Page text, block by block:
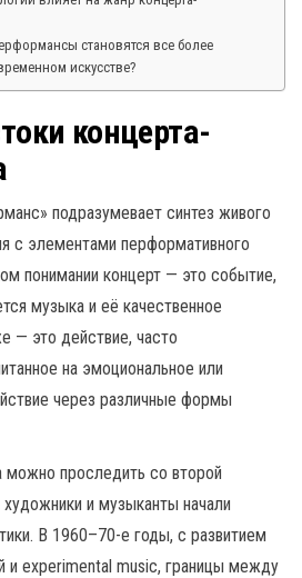
становятся все более
искусстве?
концерта-
подразумевает синтез живого
с элементами перформативного
понимании концерт — это событие,
музыка и её качественное
— это действие, часто
на эмоциональное или
через различные формы
можно проследить со второй
и музыканты начали
В 1960–70-е годы, с развитием
и experimental music, границы между